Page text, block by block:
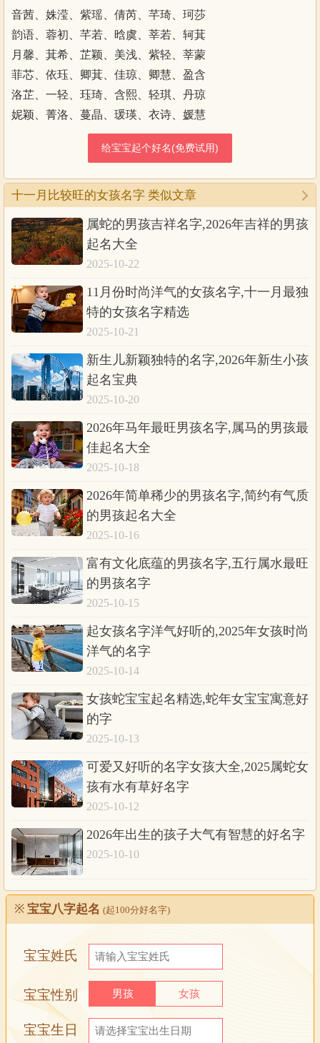
音茜、姝滢、紫瑶、倩芮、芊琦、珂莎
韵语、蓉初、芊若、晗虞、莘若、轲萁
月馨、萁希、芷颖、美浅、紫轻、莘蒙
菲芯、依珏、卿萁、佳琼、卿慧、盈含
洛芷、一轻、珏琦、含熙、轻琪、丹琼
妮颖、菁洛、蔓晶、瑗瑛、衣诗、媛慧
十一月比较旺的女孩名字 类似文章
属蛇的男孩吉祥名字,2026年吉祥的男孩
起名大全
2025-10-22
11月份时尚洋气的女孩名字,十一月最独
特的女孩名字精选
2025-10-21
新生儿新颖独特的名字,2026年新生小孩
起名宝典
2025-10-20
2026年马年最旺男孩名字,属马的男孩最
佳起名大全
2025-10-18
2026年简单稀少的男孩名字,简约有气质
的男孩起名大全
2025-10-16
富有文化底蕴的男孩名字,五行属水最旺
的男孩名字
2025-10-15
起女孩名字洋气好听的,2025年女孩时尚
洋气的名字
2025-10-14
女孩蛇宝宝起名精选,蛇年女宝宝寓意好
的字
2025-10-13
可爱又好听的名字女孩大全,2025属蛇女
孩有水有草好名字
2025-10-12
2026年出生的孩子大气有智慧的好名字
2025-10-10
※ 宝宝八字起名 (起100分好名字)
宝宝姓氏
宝宝性别 男孩 女孩
宝宝生日